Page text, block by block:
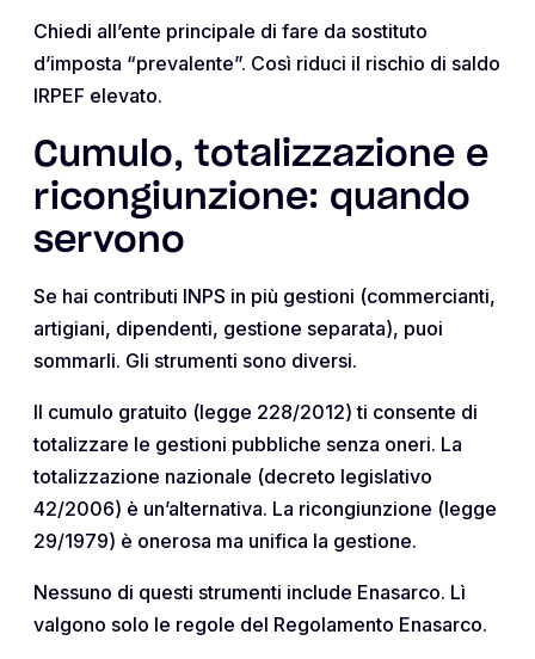
Chiedi all’ente principale di fare da sostituto
d’imposta “prevalente”. Così riduci il rischio di saldo
IRPEF elevato.
Cumulo, totalizzazione e
ricongiunzione: quando
servono
Se hai contributi INPS in più gestioni (commercianti,
artigiani, dipendenti, gestione separata), puoi
sommarli. Gli strumenti sono diversi.
Il cumulo gratuito (legge 228/2012) ti consente di
totalizzare le gestioni pubbliche senza oneri. La
totalizzazione nazionale (decreto legislativo
42/2006) è un’alternativa. La ricongiunzione (legge
29/1979) è onerosa ma unifica la gestione.
Nessuno di questi strumenti include Enasarco. Lì
valgono solo le regole del Regolamento Enasarco.